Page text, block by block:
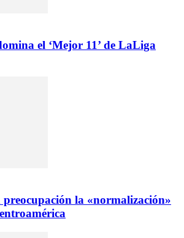
el ‘Mejor 11’ de LaLiga
preocupación la «normalización»